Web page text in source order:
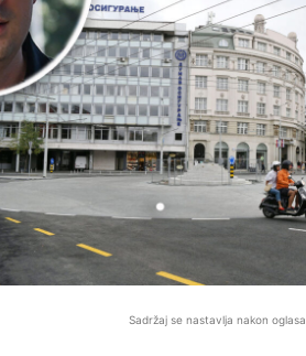
Sadržaj se nastavlja nakon oglasa